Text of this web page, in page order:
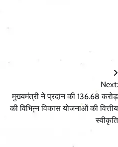
Next:
मुख्यमंत्री ने प्रदान की 136.68 करोड़
की विभिन्न विकास योजनाओं की वित्तीय
स्वीकृति